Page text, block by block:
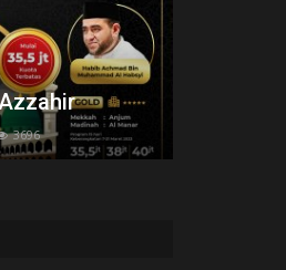
3696